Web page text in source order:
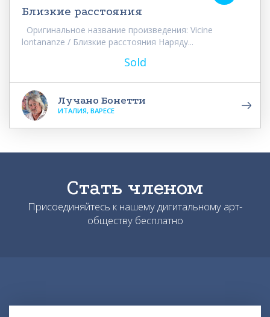
Близкие расстояния
Оригинальное название произведения: Vicine
lontananze / Близкие расстояния Наряду...
Sold
Лучано Бонетти
ИТАЛИЯ, ВАРЕСЕ
Стать членом
Присоединяйтесь к нашему дигитальному арт-
обществу бесплатно